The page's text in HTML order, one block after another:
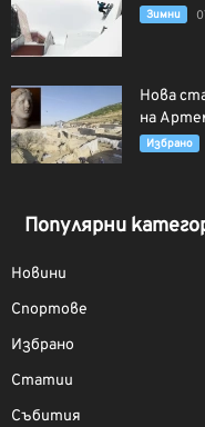
Зимни
Нова
на
Избрано
Популярни
Новини
Спортове
Избрано
Статии
Събития